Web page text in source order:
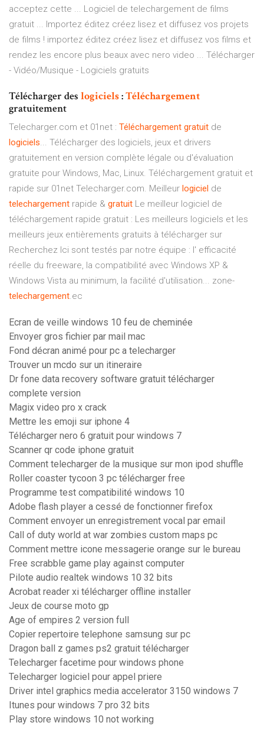
acceptez cette ... Logiciel de telechargement de films
gratuit ... Importez éditez créez lisez et diffusez vos projets
de films ! importez éditez créez lisez et diffusez vos films et
rendez les encore plus beaux avec nero video ... Télécharger
- Vidéo/Musique - Logiciels gratuits
Télécharger des logiciels:Téléchargement
gratuitement
Telecharger.com et 01net : Téléchargement gratuit de
logiciels... Télécharger des logiciels, jeux et drivers
gratuitement en version complète légale ou d'évaluation
gratuite pour Windows, Mac, Linux. Téléchargement gratuit et
rapide sur 01net Telecharger.com. Meilleur logiciel de
telechargement rapide & gratuit Le meilleur logiciel de
téléchargement rapide gratuit : Les meilleurs logiciels et les
meilleurs jeux entièrements gratuits à télécharger sur
Recherchez Ici sont testés par notre équipe : l' efficacité
réelle du freeware, la compatibilité avec Windows XP &
Windows Vista au minimum, la facilité d'utilisation... zone-
telechargement.ec
Ecran de veille windows 10 feu de cheminée
Envoyer gros fichier par mail mac
Fond décran animé pour pc a telecharger
Trouver un mcdo sur un itineraire
Dr fone data recovery software gratuit télécharger
complete version
Magix video pro x crack
Mettre les emoji sur iphone 4
Télécharger nero 6 gratuit pour windows 7
Scanner qr code iphone gratuit
Comment telecharger de la musique sur mon ipod shuffle
Roller coaster tycoon 3 pc télécharger free
Programme test compatibilité windows 10
Adobe flash player a cessé de fonctionner firefox
Comment envoyer un enregistrement vocal par email
Call of duty world at war zombies custom maps pc
Comment mettre icone messagerie orange sur le bureau
Free scrabble game play against computer
Pilote audio realtek windows 10 32 bits
Acrobat reader xi télécharger offline installer
Jeux de course moto gp
Age of empires 2 version full
Copier repertoire telephone samsung sur pc
Dragon ball z games ps2 gratuit télécharger
Telecharger facetime pour windows phone
Telecharger logiciel pour appel priere
Driver intel graphics media accelerator 3150 windows 7
Itunes pour windows 7 pro 32 bits
Play store windows 10 not working